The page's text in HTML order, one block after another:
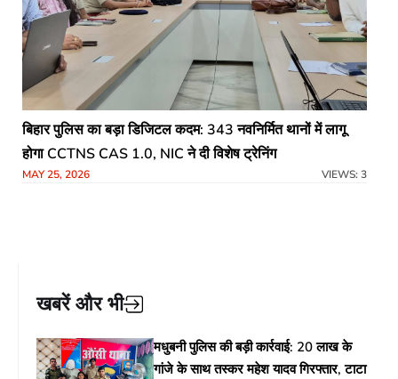
बिहार पुलिस का बड़ा डिजिटल कदम: 343 नवनिर्मित थानों में लागू
होगा CCTNS CAS 1.0, NIC ने दी विशेष ट्रेनिंग
MAY 25, 2026 VIEWS: 3
खबरें और भी
मधुबनी पुलिस की बड़ी कार्रवाई: 20 लाख के
गांजे के साथ तस्कर महेश यादव गिरफ्तार, टाटा